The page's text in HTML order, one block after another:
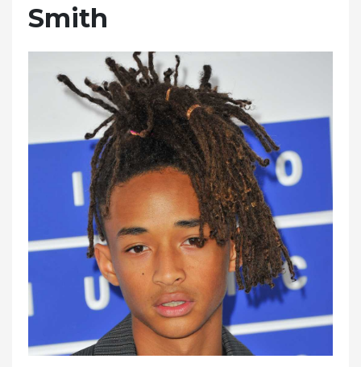
Smith